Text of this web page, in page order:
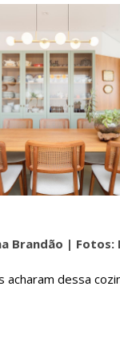
Brandão | Fotos:
acharam dessa